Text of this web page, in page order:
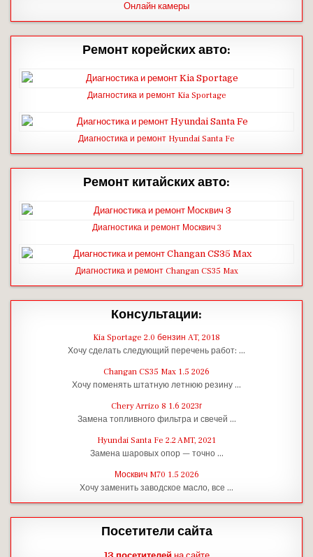
Онлайн камеры
Ремонт корейских авто:
Диагностика и ремонт Kia Sportage
Диагностика и ремонт Hyundai Santa Fe
Ремонт китайских авто:
Диагностика и ремонт Москвич 3
Диагностика и ремонт Changan CS35 Max
Консультации:
Kia Sportage 2.0 бензин AT, 2018
Хочу сделать следующий перечень работ: …
Changan CS35 Max 1.5 2026
Хочу поменять штатную летнюю резину …
Chery Arrizo 8 1.6 2023г
Замена топливного фильтра и свечей …
Hyundai Santa Fe 2.2 AMT, 2021
Замена шаровых опор — точно …
Москвич M70 1.5 2026
Хочу заменить заводское масло, все …
Посетители сайта